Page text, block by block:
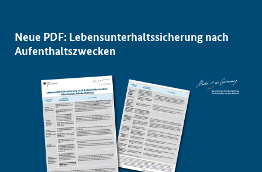
Neue PDF: Lebensunterhaltssicherung nach
Aufenthaltszwecken